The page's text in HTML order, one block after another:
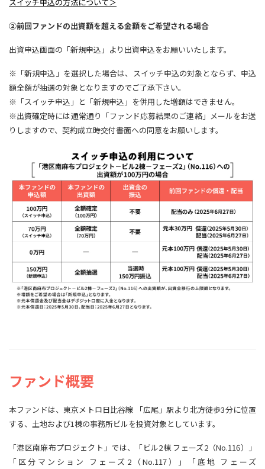
②前回ファンドの出資額を超える金額をご希望される場合
出資申込画面の「新規申込」より出資申込をお願いいたします。
※「新規申込」を選択した場合は、スイッチ申込の対象とならず、申込
額全額が抽選の対象となりますのでご了承下さい。
※「スイッチ申込」と「新規申込」を併用した増額はできません。
※出資確定時には通常通り「ファンド応募結果のご連絡」メールをお送
りしますので、契約成立時交付書面への同意をお願いします。
ファンド概要
本ファンドは、東京メトロ日比谷線 「広尾」駅より北方徒歩3分に位置
する、土地および1棟の事務所ビルを投資対象としています。
「港区南麻布プロジェクト」では、「ビル2棟 フェーズ2（No.116）」
「区分マンション フェーズ2（No.117）」「底地 フェーズ